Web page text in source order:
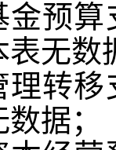
金预
表无数
理转
据；